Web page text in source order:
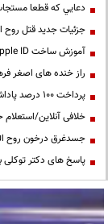
دعايي كه قطعا
جزئیات جدید قتل روح
آموزش ساخت Apple ID برای کاربران ایرانی
راز خنده های اصغر
پرداخت ۱۰۰ درصد پاداش پایان خدمت فرهنگیان
خلافی آنلاین/استعلام
جسدغرق درخون روح
پاسخ های دکتر توکلی